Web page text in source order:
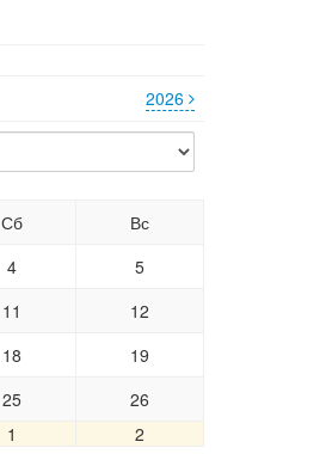
2026
Сб
Вс
4
5
11
12
18
19
25
26
1 2